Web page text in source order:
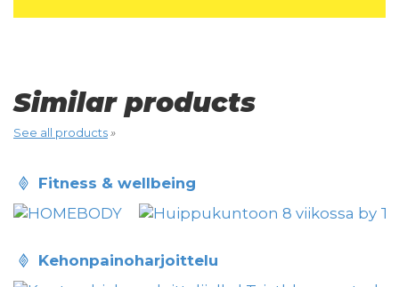
Similar products
See all products»
fitness & wellbeing
kehonpainoharjoittelu